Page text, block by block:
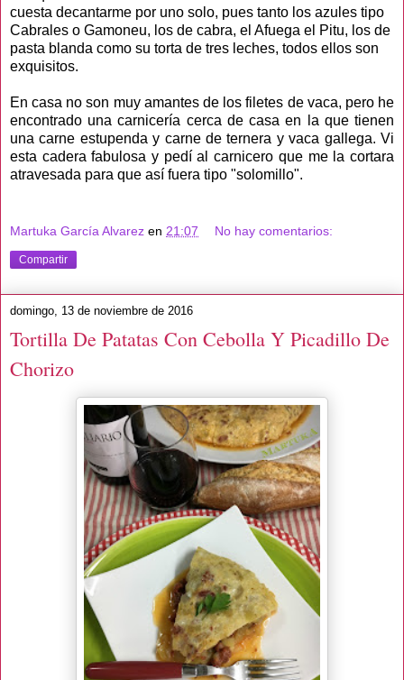
cuesta decantarme por uno solo, pues tanto los azules tipo
Cabrales o Gamoneu, los de cabra, el Afuega el Pitu, los de
pasta blanda como su torta de tres leches, todos ellos son
exquisitos.
En casa no son muy amantes de los filetes de vaca, pero he
encontrado una carnicería cerca de casa en la que tienen
una carne estupenda y carne de ternera y vaca gallega. Vi
esta cadera fabulosa y pedí al carnicero que me la cortara
atravesada para que así fuera tipo "solomillo".
Martuka García Alvarez en 21:07 No hay comentarios:
Compartir
domingo, 13 de noviembre de 2016
Tortilla De Patatas Con Cebolla Y Picadillo De
Chorizo